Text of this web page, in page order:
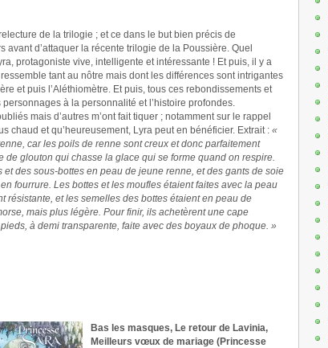
de la trilogie ; et ce dans le but bien précis de
avant d’attaquer la récente trilogie de la Poussière. Quel
protagoniste vive, intelligente et intéressante ! Et puis, il y a
tant au nôtre mais dont les différences sont intrigantes
et puis l’Aléthiomètre. Et puis, tous ces rebondissements et
à la personnalité et l’histoire profondes.
mais d’autres m’ont fait tiquer ; notamment sur le rappel
chaud et qu’heureusement, Lyra peut en bénéficier. Extrait : «
car les poils de renne sont creux et donc parfaitement
glouton qui chasse la glace qui se forme quand on respire.
des sous-bottes en peau de jeune renne, et des gants de soie
fourrure. Les bottes et les moufles étaient faites avec la peau
résistante, et les semelles des bottes étaient en peau de
mais plus légère. Pour finir, ils achetèrent une cape
à demi transparente, faite avec des boyaux de phoque. »
Bas les masques, Le retour de Lavinia,
Meilleurs vœux de mariage (Princesse